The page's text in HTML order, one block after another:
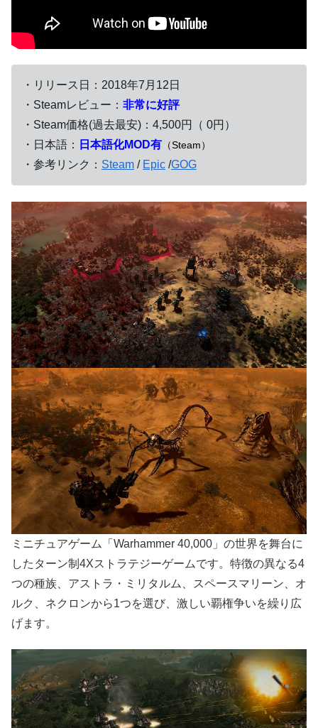
・リリース日：2018年7月12日
・Steamレビュー： 非常に好評
・Steam価格(過去最安)：4,500円（ 0円）
・日本語：
日本語化MOD有 （Steam）
・参考リンク： Steam / Epic /GOG
ミニチュアゲーム「Warhammer 40,000」の世界を舞台に
したターン制4Xストラテジーゲームです。特徴の異なる4
つの種族、アストラ・ミリタルム、スペースマリーン、オ
ルク、ネクロンから1つを選び、激しい覇権争いを繰り広
げます。